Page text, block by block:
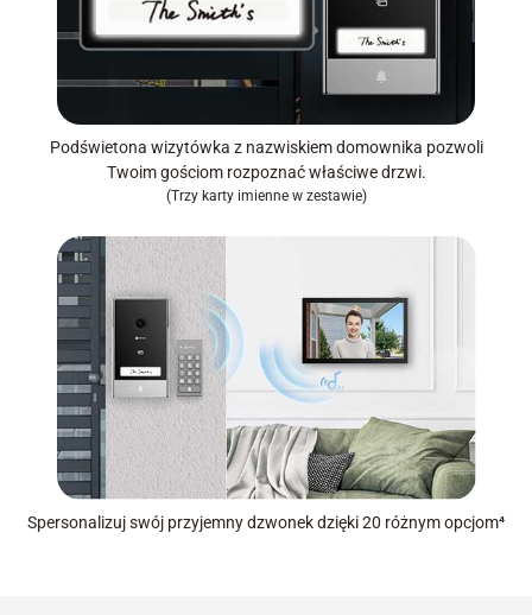
Podświetona wizytówka z nazwiskiem domownika pozwoli
Twoim gościom rozpoznać właściwe drzwi.
(Trzy karty imienne w zestawie)
Spersonalizuj swój przyjemny dzwonek dzięki 20 różnym opcjom⁴